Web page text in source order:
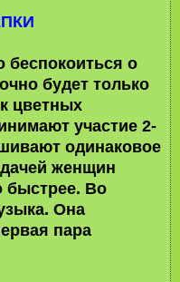
беспокоиться о
будет только
цветных
участие 2-
одинаковое
женщин
быстрее. Во
Она
пара